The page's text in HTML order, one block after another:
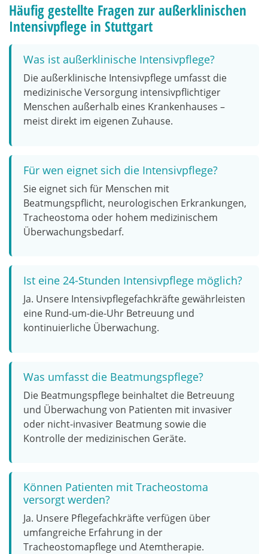
Häufig gestellte Fragen zur außerklinischen
Intensivpflege in Stuttgart
Was ist außerklinische Intensivpflege?
Die außerklinische Intensivpflege umfasst die
medizinische Versorgung intensivpflichtiger
Menschen außerhalb eines Krankenhauses –
meist direkt im eigenen Zuhause.
Für wen eignet sich die Intensivpflege?
Sie eignet sich für Menschen mit
Beatmungspflicht, neurologischen Erkrankungen,
Tracheostoma oder hohem medizinischem
Überwachungsbedarf.
Ist eine 24-Stunden Intensivpflege möglich?
Ja. Unsere Intensivpflegefachkräfte gewährleisten
eine Rund-um-die-Uhr Betreuung und
kontinuierliche Überwachung.
Was umfasst die Beatmungspflege?
Die Beatmungspflege beinhaltet die Betreuung
und Überwachung von Patienten mit invasiver
oder nicht-invasiver Beatmung sowie die
Kontrolle der medizinischen Geräte.
Können Patienten mit Tracheostoma
versorgt werden?
Ja. Unsere Pflegefachkräfte verfügen über
umfangreiche Erfahrung in der
Tracheostomapflege und Atemtherapie.